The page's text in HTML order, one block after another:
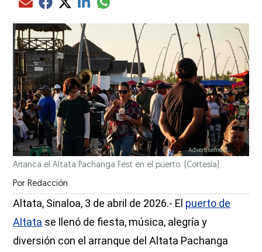
Compartir el artículo actual mediante Email
Compartir el artículo actual mediante Facebook
Compartir el artículo actual mediante Twitter
Compartir el artículo actual mediante LinkedIn
Compartir el artículo actual mediante
Arranca el Altata Pachanga Fest en el puerto. (Cortesía)
Por Redacción
Altata, Sinaloa, 3 de abril de 2026.- El puerto de
Altata se llenó de fiesta, música, alegría y
diversión con el arranque del Altata Pachanga